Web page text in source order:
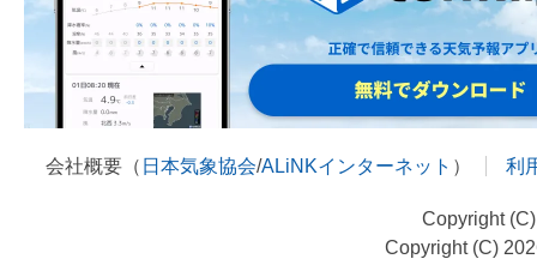
会社概要（ 日本気象協会/ALiNKインターネット ） 利
Copyright
Copyright (C)